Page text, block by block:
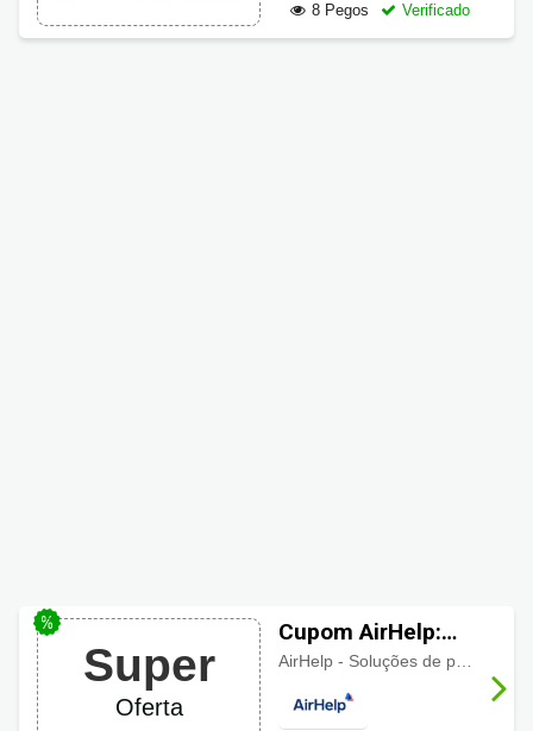
8 Pegos Verificado
Super
Oferta
Cupom AirHelp:
viagens, férias em
todo brasil!